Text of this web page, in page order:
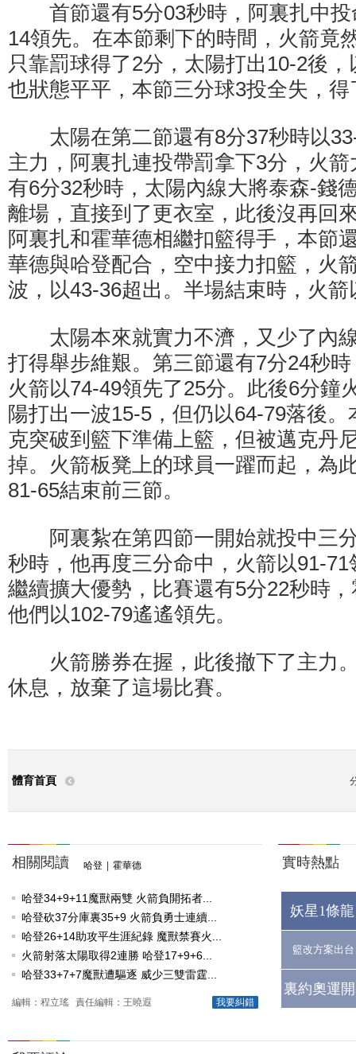
首節還有5分03秒時，阿裏扎中投
14領先。在本節剩下的時間，火箭竟
只靠罰球得了2分，太陽打出10-2後
也狀態平平，本節三分球3投全失，得
太陽在第二節還有8分37秒時以
主力，阿裏扎連投帶罰拿下3分，火
有6分32秒時，太陽內線大將泰森-錢
離場，直接到了更衣室，此後沒再回
阿裏扎和霍華德相繼扣籃得手，本節
華德與哈登配合，空中接力扣籃，火
波，以43-36超出。半場結束時，火箭
太陽本來就實力不濟，又少了內
打得舉步維艱。第三節還有7分24秒
火箭以74-49領先了25分。此後6分鐘
陽打出一波15-5，但仍以64-79落後
克突破到籃下準備上籃，但被邁克丹
掉。火箭板凳上的球員一躍而起，為
81-65結束前三節。
阿裏紮在第四節一開始就投中三
秒時，他再度三分命中，火箭以91-
繼續擴大優勢，比賽還有5分22秒時
他們以102-79遙遙領先。
火箭勝券在握，此後撤下了主力
休息，放棄了這場比賽。
體育首頁
相關閱讀 哈登 霍華德
哈登34+9+11魔獸兩雙 火箭負開拓者...
哈登砍37分庫裏35+9 火箭負勇士連續...
哈登26+14助攻平生涯紀錄 魔獸禁賽火...
火箭射落太陽取得2連勝 哈登17+9+6...
哈登33+7+7魔獸遭驅逐 威少三雙雷霆...
我要糾錯
編輯：程立瑤 責任編輯：王曉遐
實時熱點
妖星1條
籃改方案出台
裏約奧運